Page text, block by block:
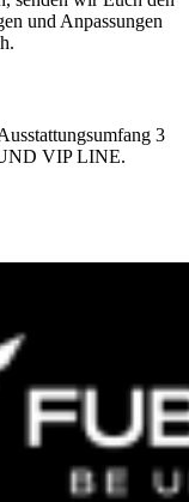
und Anpassungen
3
VIP LINE.